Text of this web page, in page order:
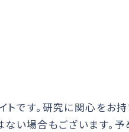
トです。研究に関心を
い場合もございます。予